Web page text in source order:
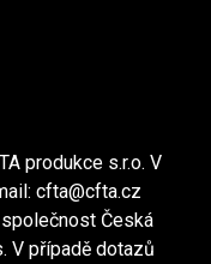
produkce s.r.o. V
cfta@cfta.cz
Česká
V případě dotazů